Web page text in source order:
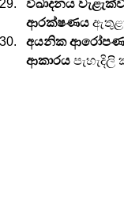
විඛාදනය
ආරක්ෂණය
අයනික
ආකාරය